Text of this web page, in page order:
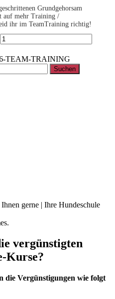
Grundgehorsam
auf mehr Training /
ihr im TeamTraining richtig!
TEAM-TRAINING
gerne | Ihre Hundeschule
vergünstigten
Kurse?
die Vergünstigungen wie folgt